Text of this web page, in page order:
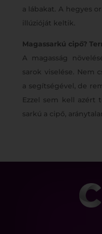
a lábakat. A hegyes
illúzióját keltik.
Magassarkú cipő?
A magasság
sarok viselése. Nem
a segítségével, de
Ezzel sem kell azért
sarkú a cipő,